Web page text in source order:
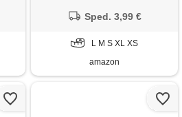
big & tall) uomo, star wars
Sped. 3,99 €
L M S XL XS
amazon